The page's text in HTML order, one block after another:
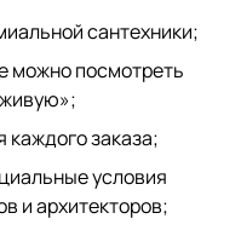
сантехники;
можно посмотреть
заказа;
условия
и архитекторов;